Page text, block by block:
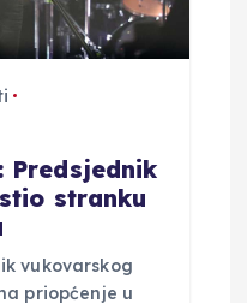
Predsjednik
stranku
vukovarskog
priopćenje u